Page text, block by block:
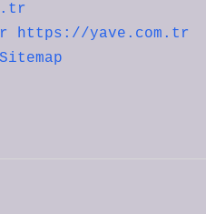
https://yave.com.tr
Sitemap